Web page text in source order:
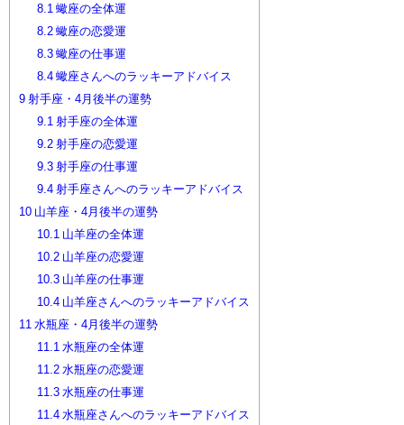
8.1 蠍座の全体運
8.2蠍座の恋愛運
8.3蠍座の仕事運
8.4蠍座さんへのラッキーアドバイス
9 射手座・4月後半の運勢
9.1 射手座の全体運
9.2射手座の恋愛運
9.3射手座の仕事運
9.4射手座さんへのラッキーアドバイス
10 山羊座・4月後半の運勢
10.1 山羊座の全体運
10.2山羊座の恋愛運
10.3山羊座の仕事運
10.4山羊座さんへのラッキーアドバイス
11 水瓶座・4月後半の運勢
11.1 水瓶座の全体運
11.2水瓶座の恋愛運
11.3水瓶座の仕事運
11.4水瓶座さんへのラッキーアドバイス